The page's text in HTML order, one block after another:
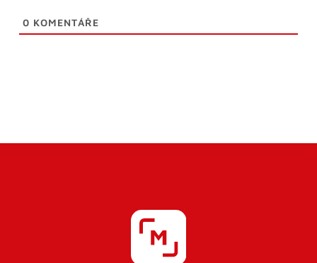
0 KOMENTÁŘE